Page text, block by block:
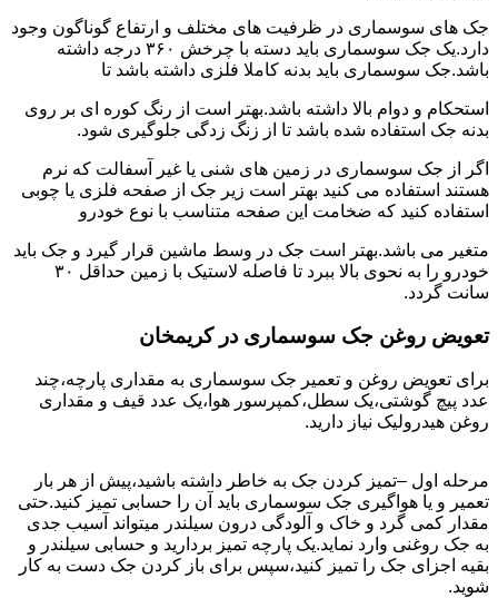
جک های سوسماری در ظرفیت های مختلف و ارتفاع گوناگون وجود
دارد.یک جک سوسماری باید دسته با چرخش ۳۶۰ درجه داشته
باشد.جک سوسماری باید بدنه کاملا فلزی داشته باشد تا
استحکام و دوام بالا داشته باشد.بهتر است از رنگ کوره ای بر روی
بدنه جک استفاده شده باشد تا از زنگ زدگی جلوگیری شود.
اگر از جک سوسماری در زمین های شنی یا غیر آسفالت که نرم
هستند استفاده می کنید بهتر است زیر جک از صفحه فلزی یا چوبی
استفاده کنید که ضخامت این صفحه متناسب با نوع خودرو
متغیر می باشد.بهتر است جک در وسط ماشین قرار گیرد و جک باید
خودرو را به نحوی بالا ببرد تا فاصله لاستیک با زمین حداقل ۳۰
سانت گردد.
تعویض روغن جک سوسماری در کریمخان
برای تعویض روغن و تعمیر جک سوسماری به مقداری پارچه،چند
عدد پیچ گوشتی،یک سطل،کمپرسور هوا،یک عدد قیف و مقداری
روغن هیدرولیک نیاز دارید.
مرحله اول –تمیز کردن جک به خاطر داشته باشید،پیش از هر بار
تعمیر و یا هواگیری جک سوسماری باید آن را حسابی تمیز کنید.حتی
مقدار کمی گرد و خاک و آلودگی درون سیلندر میتواند آسیب جدی
به جک روغنی وارد نماید.یک پارچه تمیز بردارید و حسابی سیلندر و
بقیه اجزای جک را تمیز کنید،سپس برای باز کردن جک دست به کار
شوید.